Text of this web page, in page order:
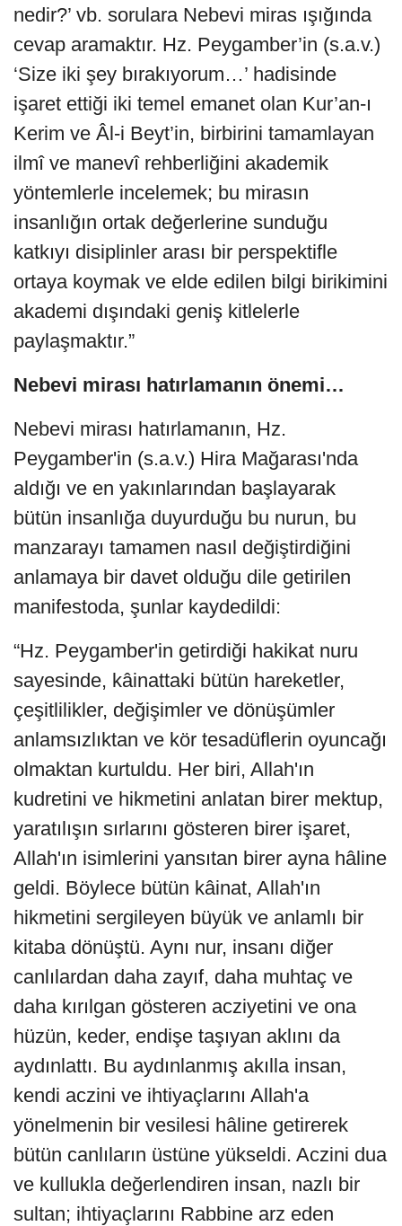
nedir?’ vb. sorulara Nebevi miras ışığında
cevap aramaktır. Hz. Peygamber’in (s.a.v.)
‘Size iki şey bırakıyorum…’ hadisinde
işaret ettiği iki temel emanet olan Kur’an-ı
Kerim ve Âl-i Beyt’in, birbirini tamamlayan
ilmî ve manevî rehberliğini akademik
yöntemlerle incelemek; bu mirasın
insanlığın ortak değerlerine sunduğu
katkıyı disiplinler arası bir perspektifle
ortaya koymak ve elde edilen bilgi birikimini
akademi dışındaki geniş kitlelerle
paylaşmaktır.”
Nebevi mirası hatırlamanın önemi…
Nebevi mirası hatırlamanın, Hz.
Peygamber'in (s.a.v.) Hira Mağarası'nda
aldığı ve en yakınlarından başlayarak
bütün insanlığa duyurduğu bu nurun, bu
manzarayı tamamen nasıl değiştirdiğini
anlamaya bir davet olduğu dile getirilen
manifestoda, şunlar kaydedildi:
“Hz. Peygamber'in getirdiği hakikat nuru
sayesinde, kâinattaki bütün hareketler,
çeşitlilikler, değişimler ve dönüşümler
anlamsızlıktan ve kör tesadüflerin oyuncağı
olmaktan kurtuldu. Her biri, Allah'ın
kudretini ve hikmetini anlatan birer mektup,
yaratılışın sırlarını gösteren birer işaret,
Allah'ın isimlerini yansıtan birer ayna hâline
geldi. Böylece bütün kâinat, Allah'ın
hikmetini sergileyen büyük ve anlamlı bir
kitaba dönüştü. Aynı nur, insanı diğer
canlılardan daha zayıf, daha muhtaç ve
daha kırılgan gösteren acziyetini ve ona
hüzün, keder, endişe taşıyan aklını da
aydınlattı. Bu aydınlanmış akılla insan,
kendi aczini ve ihtiyaçlarını Allah'a
yönelmenin bir vesilesi hâline getirerek
bütün canlıların üstüne yükseldi. Aczini dua
ve kullukla değerlendiren insan, nazlı bir
sultan; ihtiyaçlarını Rabbine arz eden